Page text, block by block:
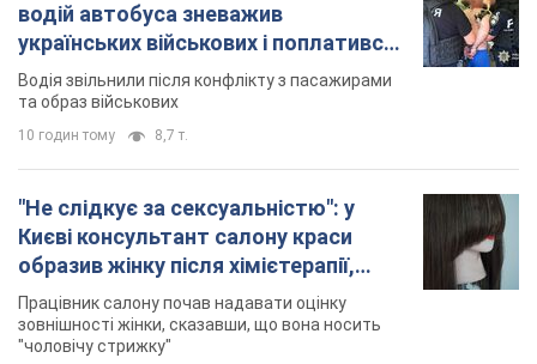
водій автобуса зневажив
українських військових і поплатився.
Відео
Водія звільнили після конфлікту з пасажирами
та образ військових
10 годин тому 8,7 т.
"Не слідкує за сексуальністю": у
Києві консультант салону краси
образив жінку після хімієтерапії,
розгорівся скандал. Фото
Працівник салону почав надавати оцінку
зовнішності жінки, сказавши, що вона носить
"чоловічу стрижку"